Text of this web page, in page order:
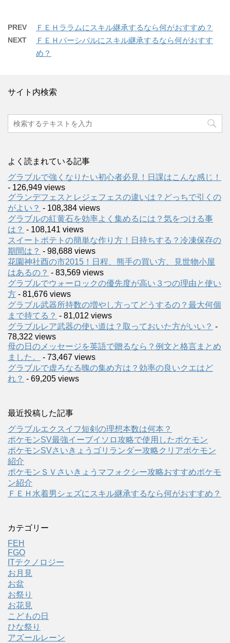
PREV ＦＥＨララムにスキル継承するなら何がおすすめ？
NEXT
ＦＥＨパーシバルにスキル継承するなら何がおすす
め？
サイト内検索
よく読まれている記事
グラブルで強くなりたい初心者必見！日課はこんな感じ！
- 126,949 views
グランデフェスとレジェフェスの違いは？どっちで引くの
がよい？ - 108,384 views
グラブルの紅黄石を効率よく集めるには？気をつける事
は？ - 108,141 views
スイートポテトの簡単な作り方！日持ちする？冷凍保存の
期間は？ - 98,688 views
花園神社酉の市2015！日程、熊手の買い方、見世物小屋
はあるの？ - 83,569 views
グラブルでウォーロックの優先度が高い３つの理由と使い
方 - 81,676 views
グラブル武器所持数の増やし方ってどうするの？最大何個
まで持てる？ - 81,012 views
グラブルレア武器の使い道は？取っておいた方がいい？ -
78,322 views
母の日のメッセージを英語で贈るなら？例文と格言まとめ
ました。
- 73,467 views
グラブルで虚ろなる魄の集め方は？効率の良いクエはど
れ？ - 69,205 views
最近投稿した記事
グラブルエクスイフ短剣の理想本数は何本？
ポケモンSV最強イーブイソロ攻略で使用したポケモン
ポケモンSVさいきょうゴリランダー攻略クリアポケモン
紹介
ポケモンＳＶさいきょうマフォクシー攻略おすすめポケモ
ン紹介
ＦＥＨ水着男シェズにスキル継承するなら何がおすすめ？
カテゴリー
FEH
FGO
ITテクノロジー
お月見
お盆
お祭り
お花見
こどもの日
ひな祭り
アズールレーン